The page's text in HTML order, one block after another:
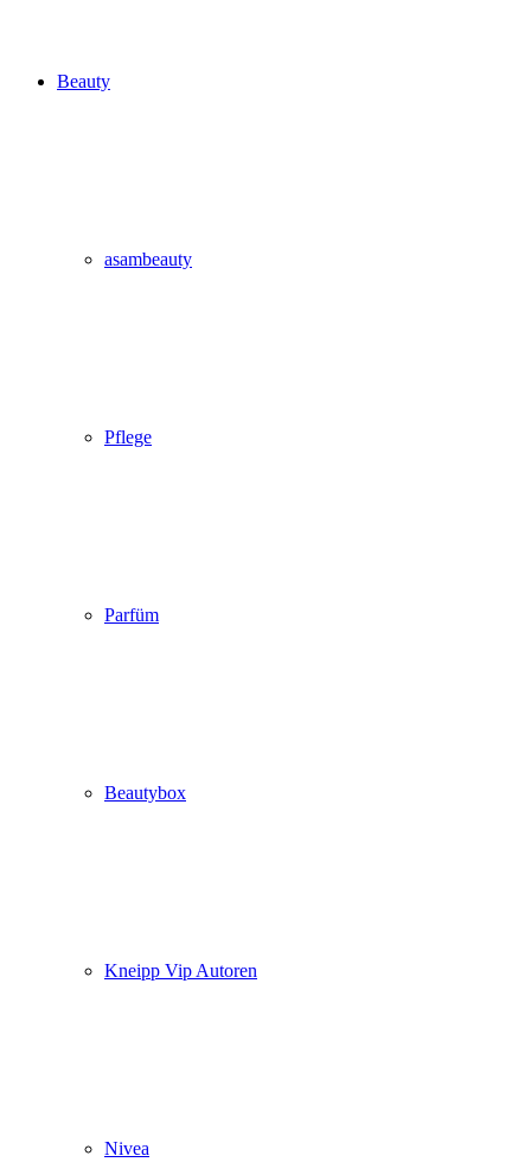
Beauty
asambeauty
Pflege
Parfüm
Beautybox
Kneipp Vip Autoren
Nivea